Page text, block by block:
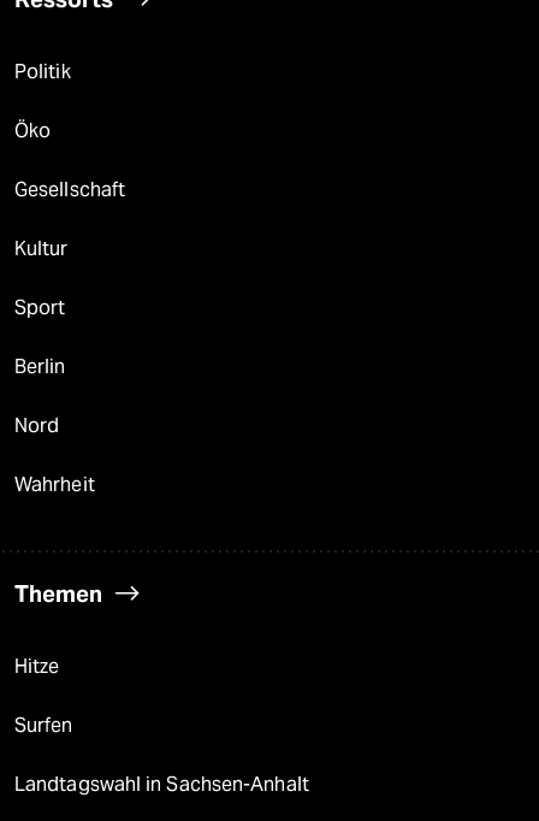
Politik
Öko
Gesellschaft
Kultur
Sport
Berlin
Nord
Wahrheit
Themen
Hitze
Surfen
Landtagswahl in Sachsen-Anhalt